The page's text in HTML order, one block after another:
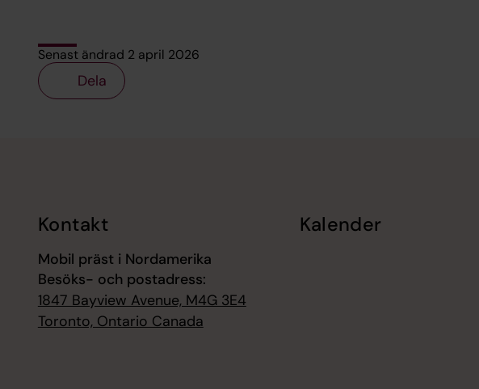
Senast ändrad 2 april 2026
Dela
Kontakt
Mobil präst i Nordamerika
Besöks- och postadress:
1847 Bayview Avenue, M4G 3E4
Toronto, Ontario Canada
Kalender